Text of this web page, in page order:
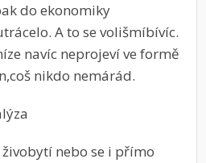
do ekonomiky
A to se volišmíbívíc.
navíc neprojeví ve formě
nikdo nemárád.
nebo se i přímo